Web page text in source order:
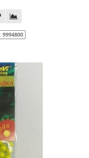
9994800